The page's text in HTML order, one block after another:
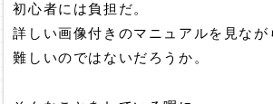
初心者には負担だ。
詳しい画像付きのマニュアルを見なが
難しいのではないだろうか。